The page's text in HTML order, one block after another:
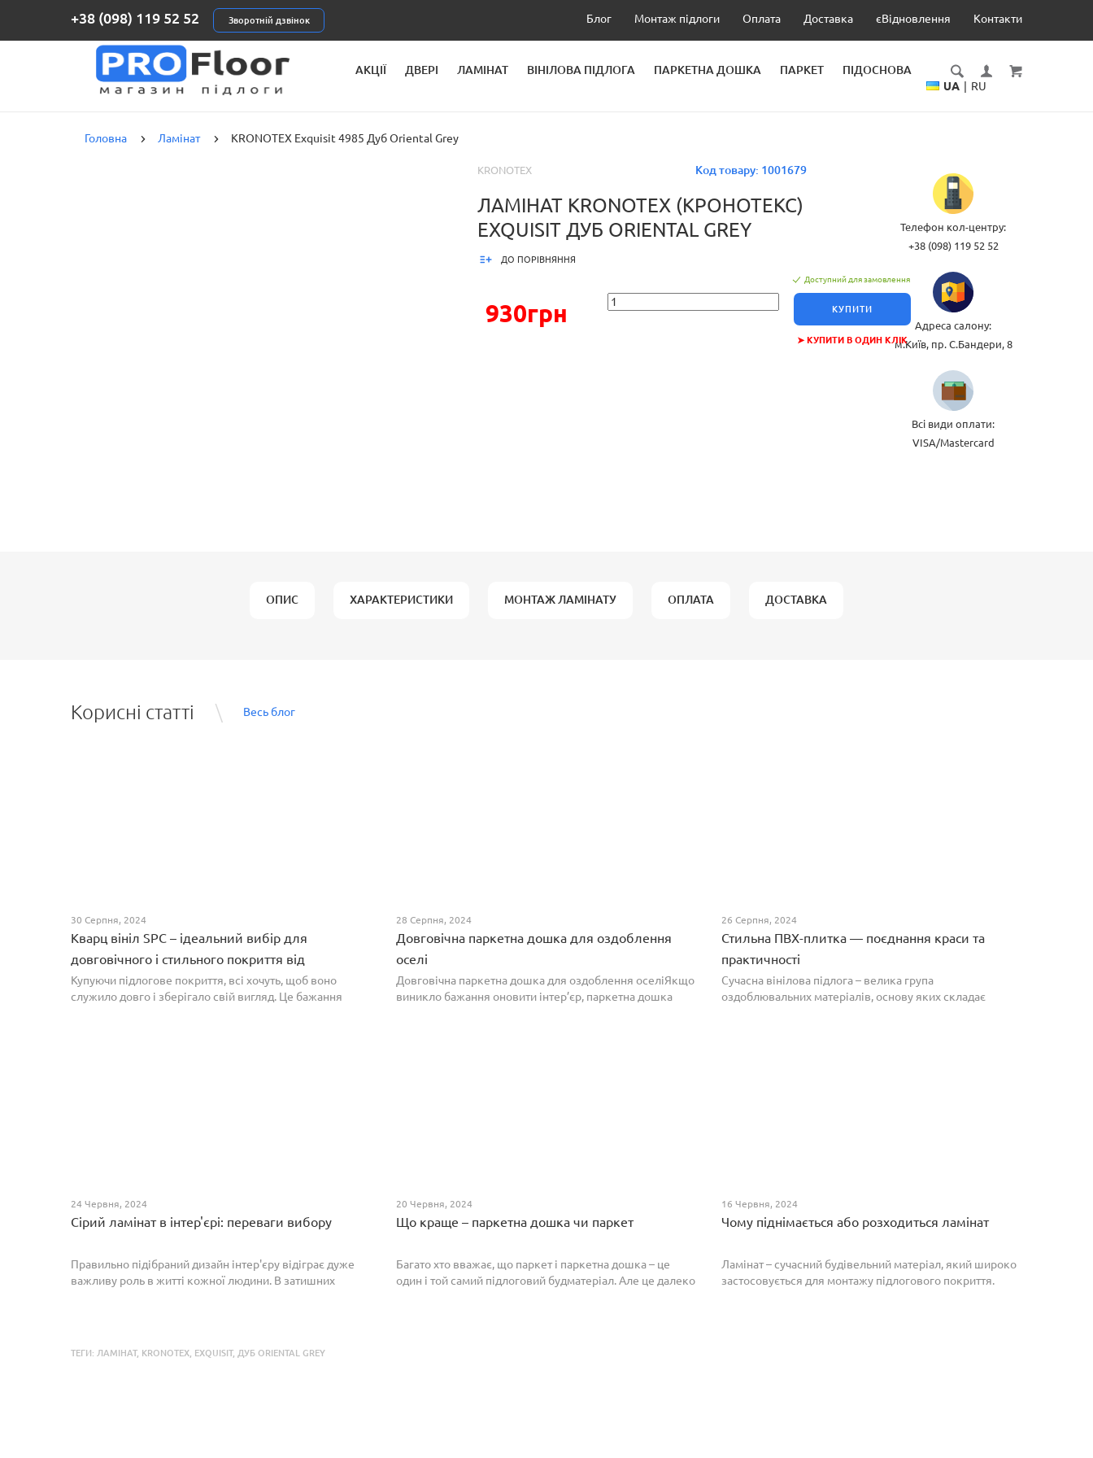
+38 (098) 119 52 52 Зворотній дзвінок Блог Монтаж підлоги Оплата Доставка єВідновлення Контакти
АКЦІЇ ДВЕРІ ЛАМІНАТ ВІНІЛОВА ПІДЛОГА ПАРКЕТНА ДОШКА ПАРКЕТ
ПІДОСНОВА
UA RU
Головна Ламінат KRONOTEX Exquisit 4985 Дуб Oriental Grey
Код товару: 1001679
KRONOTEX
ЛАМІНАТ KRONOTEX (КРОНОТЕКС)
EXQUISIT ДУБ ORIENTAL GREY
ДО ПОРІВНЯННЯ
930грн
Доступний для замовлення
КУПИТИ
➤ КУПИТИ В ОДИН КЛІК
Телефон кол-центру:
+38 (098) 119 52 52
Адреса салону:
м.Київ, пр. С.Бандери, 8
Всі види оплати:
VISA/Mastercard
ОПИС ХАРАКТЕРИСТИКИ МОНТАЖ ЛАМІНАТУ ОПЛАТА ДОСТАВКА
Корисні статті Весь блог
30 Серпня, 2024
Кварц вініл SPC – ідеальний вибір для
довговічного і стильного покриття від
PROFLOOR
Купуючи підлогове покриття, всі хочуть, щоб воно
служило довго і зберігало свій вигляд. Це бажання
28 Серпня, 2024
Довговічна паркетна дошка для оздоблення
оселі
Довговічна паркетна дошка для оздоблення оселіЯкщо
виникло бажання оновити інтер’єр, паркетна дошка
26 Серпня, 2024
Стильна ПВХ-плитка — поєднання краси та
практичності
Сучасна вінілова підлога – велика група
оздоблювальних матеріалів, основу яких складає
24 Червня, 2024
Сірий ламінат в інтер'єрі: переваги вибору
Правильно підібраний дизайн інтер'єру відіграє дуже
важливу роль в житті кожної людини. В затишних
20 Червня, 2024
Що краще – паркетна дошка чи паркет
Багато хто вважає, що паркет і паркетна дошка – це
один і той самий підлоговий будматеріал. Але це далеко
16 Червня, 2024
Чому піднімається або розходиться ламінат
Ламінат – сучасний будівельний матеріал, який широко
застосовується для монтажу підлогового покриття.
ТЕГИ: ЛАМІНАТ, KRONOTEX EXQUISIT, ДУБ ORIENTAL GREY